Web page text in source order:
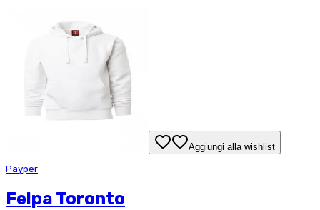
Aggiungi alla wishlist
Payper
Felpa Toronto